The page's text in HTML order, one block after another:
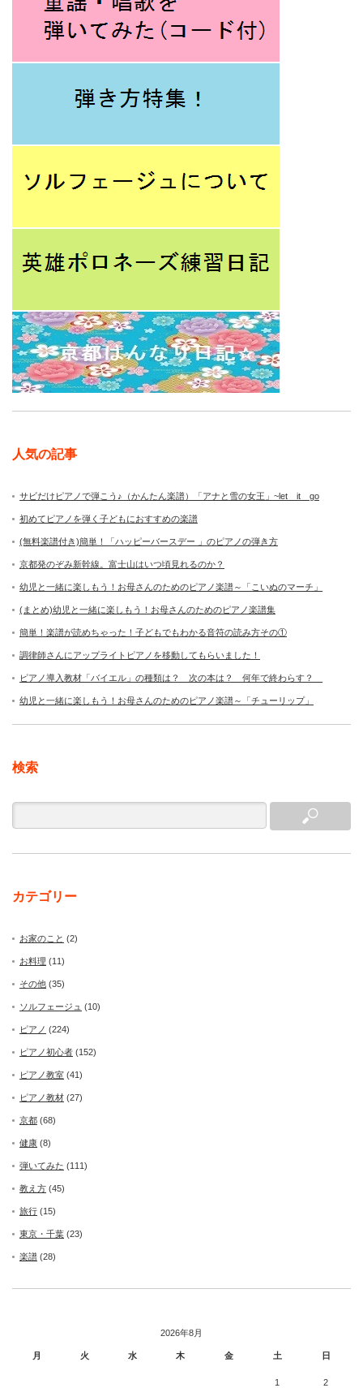
人気の記事
サビだけピアノで弾こう♪（かんたん楽譜）「アナと雪の女王」~let it go
初めてピアノを弾く子どもにおすすめの楽譜
(無料楽譜付き)簡単！「ハッピーバースデー 」のピアノの弾き方
京都発のぞみ新幹線。富士山はいつ頃見れるのか？
幼児と一緒に楽しもう！お母さんのためのピアノ楽譜～「こいぬのマーチ」
(まとめ)幼児と一緒に楽しもう！お母さんのためのピアノ楽譜集
簡単！楽譜が読めちゃった！子どもでもわかる音符の読み方その①
調律師さんにアップライトピアノを移動してもらいました！
ピアノ導入教材「バイエル」の種類は？ 次の本は？ 何年で終わらす？
幼児と一緒に楽しもう！お母さんのためのピアノ楽譜～「チューリップ」
検索
カテゴリー
お家のこと (2)
お料理 (11)
その他 (35)
ソルフェージュ (10)
ピアノ (224)
ピアノ初心者 (152)
ピアノ教室 (41)
ピアノ教材 (27)
京都 (68)
健康 (8)
弾いてみた (111)
教え方 (45)
旅行 (15)
東京・千葉 (23)
楽譜 (28)
2026年8月
月 火 水 木 金 土 日
1 2